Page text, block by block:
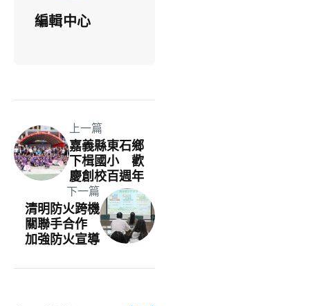
編輯中心
上一篇
嘉義縣東石鄉
下楫國小 歡
慶創校百週年
下一篇
清明防火跨機
關聯手合作
加強防火宣導